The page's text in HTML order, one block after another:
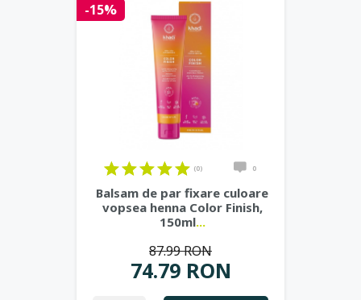
-15%
(0) 0
Balsam de par fixare culoare
vopsea henna Color Finish,
150ml...
74.79 RON
87.99 RON